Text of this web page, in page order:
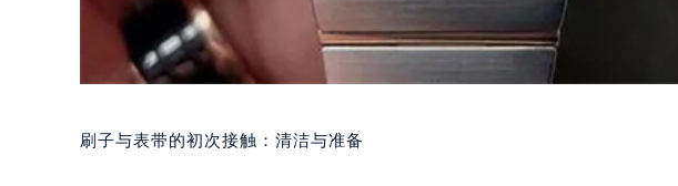
刷子与表带的初次接触：清洁与准备